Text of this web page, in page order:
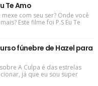
Te Amo
com seu ser? Onde você
Este filme foi P.S Eu Te
fúnebre de Hazel para
A Culpa é das estrelas
já que eu sou super